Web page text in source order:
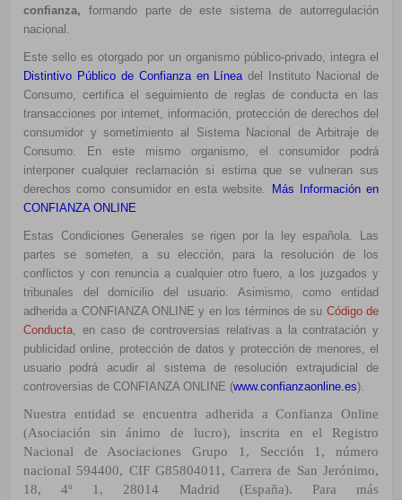
confianza, formando parte de este sistema de autorregulación
nacional.
Este sello es otorgado por un organismo público-privado, integra el
Distintivo Público de Confianza en Líneadel Instituto Nacional de
Consumo, certifica el seguimiento de reglas de conducta en las
transacciones por internet, información, protección de derechos del
consumidor y sometimiento al Sistema Nacional de Arbitraje de
Consumo. En este mismo organismo, el consumidor podrá
interponer cualquier reclamación si estima que se vulneran sus
derechos como consumidor en esta website.
Más Información en
CONFIANZA ONLINE
Estas Condiciones Generales se rigen por la ley española. Las
partes se someten, a su elección, para la resolución de los
conflictos y con renuncia a cualquier otro fuero, a los juzgados y
tribunales del domicilio del usuario. Asimismo, como entidad
adherida a CONFIANZA ONLINE y en los términos de su Código de
Conducta, en caso de controversias relativas a la contratación y
publicidad online, protección de datos y protección de menores, el
usuario podrá acudir al sistema de resolución extrajudicial de
controversias de CONFIANZA ONLINE (www.confianzaonline.es).
Nuestra entidad se encuentra adherida a Confianza Online
(Asociación sin ánimo de lucro), inscrita en el
Registro
Nacional de Asociaciones Grupo 1, Sección 1, número
nacional 594400, CIF G85804011, Carrera de San Jerónimo,
18, 4º 1, 28014 Madrid (España). Para más